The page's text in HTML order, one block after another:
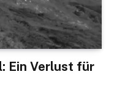
Ein Verlust für